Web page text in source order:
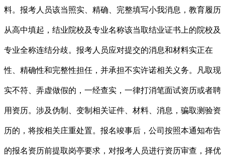
料。报考人员该当照实、精确、完整填写小我消息，教育履历
从高中填起，结业院校及专业名称该当取结业证书上的院校及
专业全称连结分歧。报考人员应对提交的消息和材料实正在
性、精确性和完整性担任，并承担不实许诺相关义务。凡取现
实不符、弄虚做假的，一经查实，一律打消笔面试资历或者聘
用资历。涉及伪制、变制相关证件、材料、消息，骗取测验资
历的，将按相关庄重处置。报名竣事后，公司按照本通知布告
的报名资历前提取岗亭要求，对报考人员进行资历审查，择优